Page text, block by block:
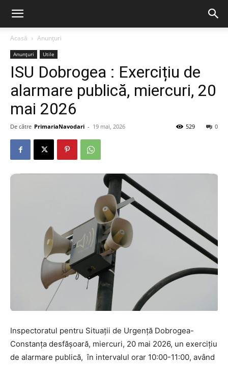
Acasă Anunțuri
Anunțuri Utile
ISU Dobrogea : Exercițiu de
alarmare publică, miercuri, 20
mai 2026
De către PrimariaNavodari - 19 mai, 2026 0
529
Inspectoratul pentru Situații de Urgență Dobrogea-
Constanța desfășoară, miercuri, 20 mai 2026, un exercițiu
de alarmare publică, în intervalul orar 10:00-11:00, având